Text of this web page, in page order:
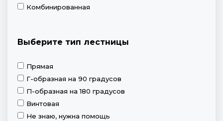
Комбинированная
Выберите тип лестницы
Прямая
Г-образная на 90 градусов
П-образная на 180 градусов
Винтовая
Не знаю, нужна помощь